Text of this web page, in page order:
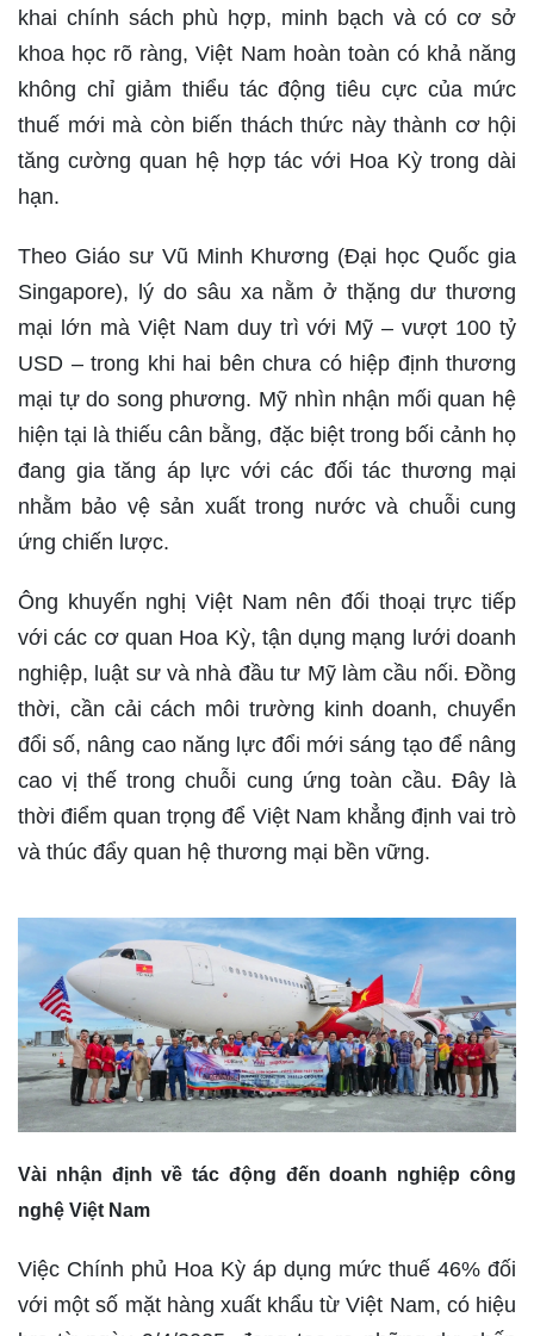
khai chính sách phù hợp, minh bạch và có cơ sở
khoa học rõ ràng, Việt Nam hoàn toàn có khả năng
không chỉ giảm thiểu tác động tiêu cực của mức
thuế mới mà còn biến thách thức này thành cơ hội
tăng cường quan hệ hợp tác với Hoa Kỳ trong dài
hạn.
Theo Giáo sư Vũ Minh Khương (Đại học Quốc gia
Singapore), lý do sâu xa nằm ở thặng dư thương
mại lớn mà Việt Nam duy trì với Mỹ – vượt 100 tỷ
USD – trong khi hai bên chưa có hiệp định thương
mại tự do song phương. Mỹ nhìn nhận mối quan hệ
hiện tại là thiếu cân bằng, đặc biệt trong bối cảnh họ
đang gia tăng áp lực với các đối tác thương mại
nhằm bảo vệ sản xuất trong nước và chuỗi cung
ứng chiến lược.
Ông khuyến nghị Việt Nam nên đối thoại trực tiếp
với các cơ quan Hoa Kỳ, tận dụng mạng lưới doanh
nghiệp, luật sư và nhà đầu tư Mỹ làm cầu nối. Đồng
thời, cần cải cách môi trường kinh doanh, chuyển
đổi số, nâng cao năng lực đổi mới sáng tạo để nâng
cao vị thế trong chuỗi cung ứng toàn cầu. Đây là
thời điểm quan trọng để Việt Nam khẳng định vai trò
và thúc đẩy quan hệ thương mại bền vững.
Vài nhận định về tác động đến doanh nghiệp công
nghệ Việt Nam
Việc Chính phủ Hoa Kỳ áp dụng mức thuế 46% đối
với một số mặt hàng xuất khẩu từ Việt Nam, có hiệu